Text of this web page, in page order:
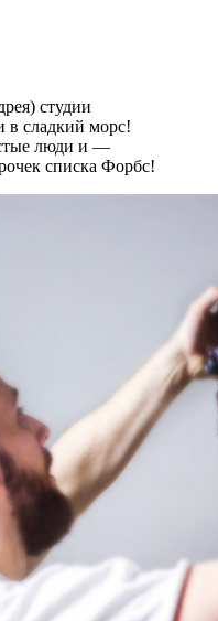
студии
в сладкий морс!
люди и —
списка Форбс!